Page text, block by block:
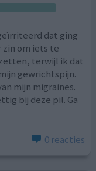
dat ging
om iets te
terwijl ik dat
gewrichtspijn.
mijn migraines.
bij deze pil. Ga
0 reacties